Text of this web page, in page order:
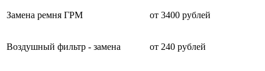
Замена ремня ГРМ от 3400 рублей
Воздушный фильтр - замена от 240 рублей